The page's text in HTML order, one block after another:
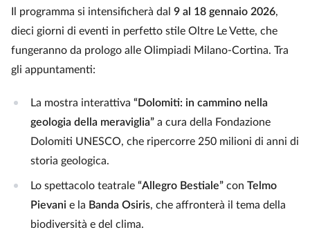
Il programma si intensificherà dal 9 al 18 gennaio 2026,
dieci giorni di eventi in perfetto stile Oltre Le Vette, che
fungeranno da prologo alle Olimpiadi Milano-Cortina. Tra
gli appuntamenti:
La mostra interattiva “Dolomiti: in cammino nella
geologia della meraviglia” a cura della Fondazione
Dolomiti UNESCO, che ripercorre 250 milioni di anni di
storia geologica.
Lo spettacolo teatrale “Allegro Bestiale” con Telmo
Pievani e la Banda Osiris, che affronterà il tema della
biodiversità e del clima.